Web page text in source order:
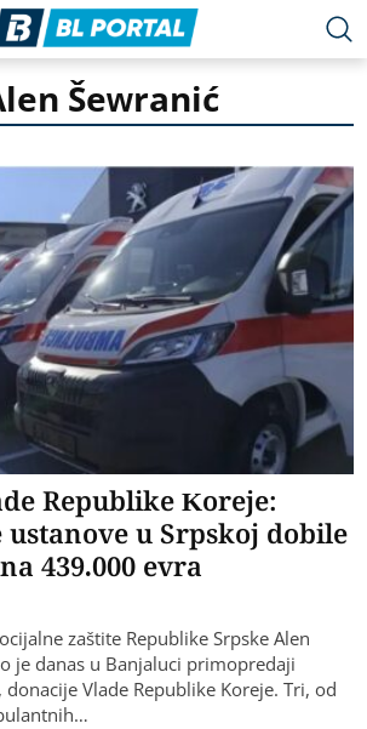
Šewranić
Republike Koreje:
u Srpskoj dobile
439.000 evra
zaštite Republike Srpske Alen
je danas u Banjaluci primopredaji
Vlade Republike Koreje. Tri, od